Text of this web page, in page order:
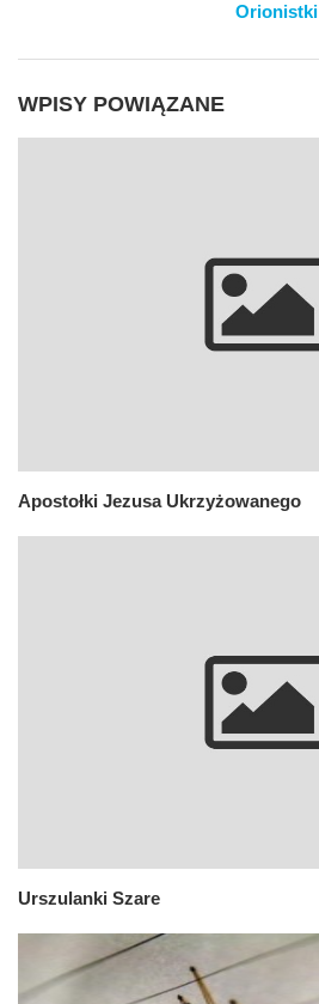
Orionistki
WPISY POWIĄZANE
Apostołki Jezusa Ukrzyżowanego
Urszulanki Szare